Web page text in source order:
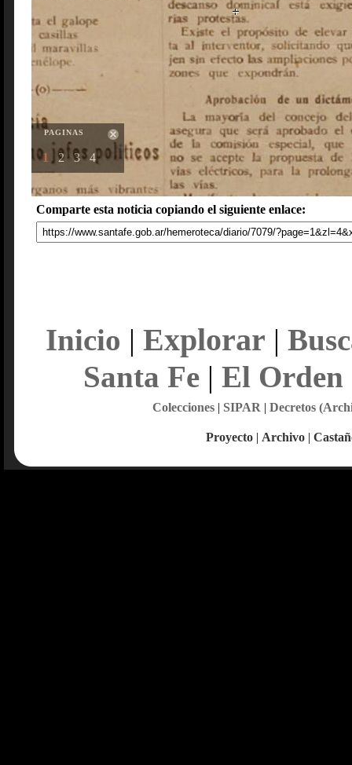
PAGINAS
1 2 3 4
Comparte esta noticia copiando el siguiente enlace:
Inicio | Explorar |
Santa Fe| El Orden
Colecciones| SIPAR | Decretos
Proyecto | Archivo |